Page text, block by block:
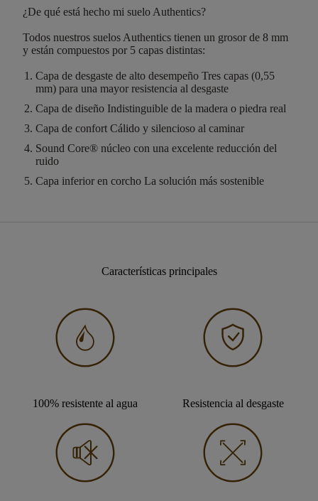
¿De qué está hecho mi suelo Authentics?
Todos nuestros suelos Authentics tienen un grosor de 8 mm
y están compuestos por 5 capas distintas:
Capa de desgaste de alto desempeño Tres capas (0,55
mm) para una mayor resistencia al desgaste
Capa de diseño Indistinguible de la madera o piedra real
Capa de confort Cálido y silencioso al caminar
Sound Core® núcleo con una excelente reducción del
ruido
Capa inferior en corcho La solución más sostenible
Características principales
100% resistente al agua Resistencia al desgaste